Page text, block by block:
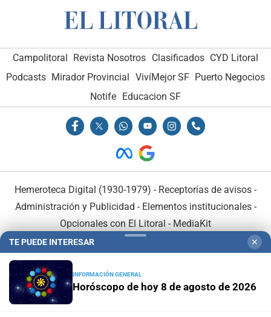
Campolitoral Revista Nosotros Clasificados CYD Litoral
Podcasts Mirador Provincial VivíMejor SF Puerto Negocios
Notife
Educacion SF
Hemeroteca Digital (1930-1979) - Receptorías de avisos -
Administración y Publicidad - Elementos institucionales-
Opcionales con El Litoral - MediaKit
TE PUEDE INTERESAR ✕
INFORMACIÓN GENERAL
Horóscopo de hoy 8 de agosto de 2026